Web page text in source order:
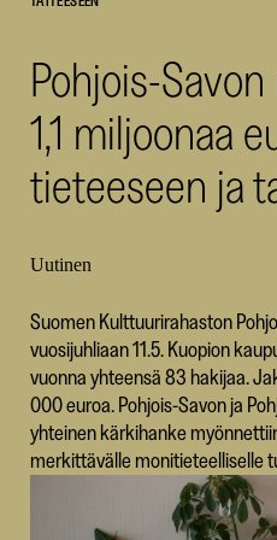
Pohjois-
1,1 miljoonaa
tieteeseen ja
Uutinen
Suomen Kulttuurirahaston
vuosijuhliaan 11.5. Kuopion
vuonna yhteensä 83 hakijaa.
000 euroa. Pohjois-Savon ja
yhteinen kärkihanke
merkittävälle monitieteelliselle